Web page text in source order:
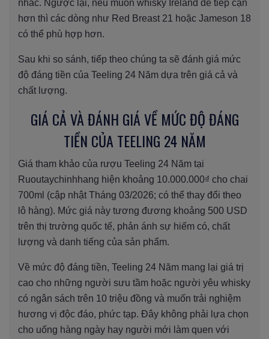
nhắc. Ngược lại, nếu muốn whisky Ireland dễ tiếp cận
hơn thì các dòng như Red Breast 21 hoặc Jameson 18
có thể phù hợp hơn.
Sau khi so sánh, tiếp theo chúng ta sẽ đánh giá mức
độ đáng tiền của Teeling 24 Năm dựa trên giá cả và
chất lượng.
GIÁ CẢ VÀ ĐÁNH GIÁ VỀ MỨC ĐỘ ĐÁNG
TIỀN CỦA TEELING 24 NĂM
Giá tham khảo của rượu Teeling 24 Năm tại
Ruoutaychinhhang hiện khoảng 10.000.000₫ cho chai
700ml (cập nhật Tháng 03/2026; có thể thay đổi theo
lô hàng). Mức giá này tương đương khoảng 500 USD
trên thị trường quốc tế, phản ánh sự hiếm có, chất
lượng và danh tiếng của sản phẩm.
Về mức độ đáng tiền, Teeling 24 Năm mang lại giá trị
cao cho những người sưu tầm hoặc người yêu whisky
có ngân sách trên 10 triệu đồng và muốn trải nghiệm
hương vị độc đáo, phức tạp. Đây không phải lựa chọn
cho uống hàng ngày hay người mới làm quen với